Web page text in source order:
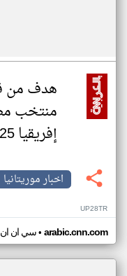
هدف من
منتخب
إفريقيا 2025
اخبار موريتانيا
UP28TR
سي ان• arabic.cnn.com